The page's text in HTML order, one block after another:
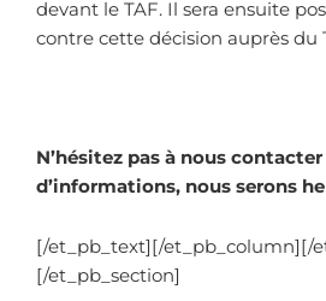
devant le TAF. Il sera ensuite
contre cette décision auprès du
N’hésitez pas à nous
d’informations, nous serons
[/et_pb_text][/et_pb_column][/
[/et_pb_section]